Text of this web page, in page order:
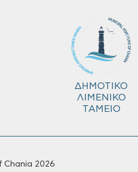
ΔΗΜΟΤΙΚΟ
ΛΙΜΕΝΙΚΟ
ΤΑΜΕΙΟ
Chania 2026